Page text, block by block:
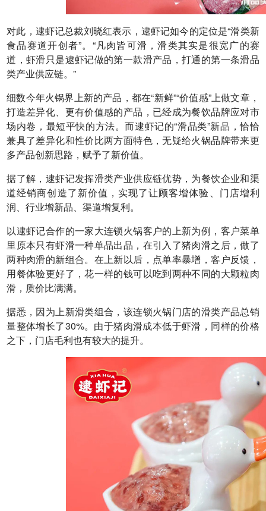
对此，逮虾记总裁刘晓红表示，逮虾记如今的定位是“滑类新
食品赛道开创者”。“凡肉皆可滑，滑类其实是很宽广的赛
道，虾滑只是逮虾记做的第一款滑产品，打通的第一条滑品
类产业供应链。”
细数今年火锅界上新的产品，都在“新鲜”“价值感”上做文章，
打造差异化、更有价值感的产品，已经成为餐饮品牌应对市
场内卷，最短平快的方法。而逮虾记的“滑品类”新品，恰恰
兼具了差异化和性价比两方面特色，无疑给火锅品牌带来更
多产品创新思路，赋予了新价值。
据了解，逮虾记发挥滑类产业供应链优势，为餐饮企业和渠
道经销商创造了新价值，实现了让顾客增体验、门店增利
润、行业增新品、渠道增复利。
以逮虾记合作的一家大连锁火锅客户的上新为例，客户菜单
里原本只有虾滑一种单品出品，在引入了猪肉滑之后，做了
两种肉滑的新组合。在上新以后，点单率暴增，客户反馈，
用餐体验更好了，花一样的钱可以吃到两种不同的大颗粒肉
滑，质价比满满。
据悉，因为上新滑类组合，该连锁火锅门店的滑类产品总销
量整体增长了30%。由于猪肉滑成本低于虾滑，同样的价格
之下，门店毛利也有较大的提升。